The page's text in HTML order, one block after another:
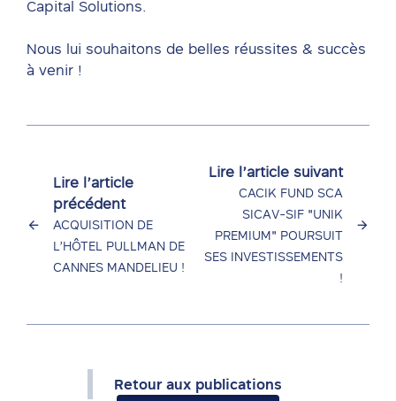
Capital Solutions.
Nous lui souhaitons de belles réussites & succès
à venir !
Lire l’article
précédent
ACQUISITION DE
L’HÔTEL PULLMAN DE
CANNES MANDELIEU !
Lire l’article suivant
CACIK FUND SCA
SICAV-SIF "UNIK
PREMIUM" POURSUIT
SES INVESTISSEMENTS
!
Retour aux publications